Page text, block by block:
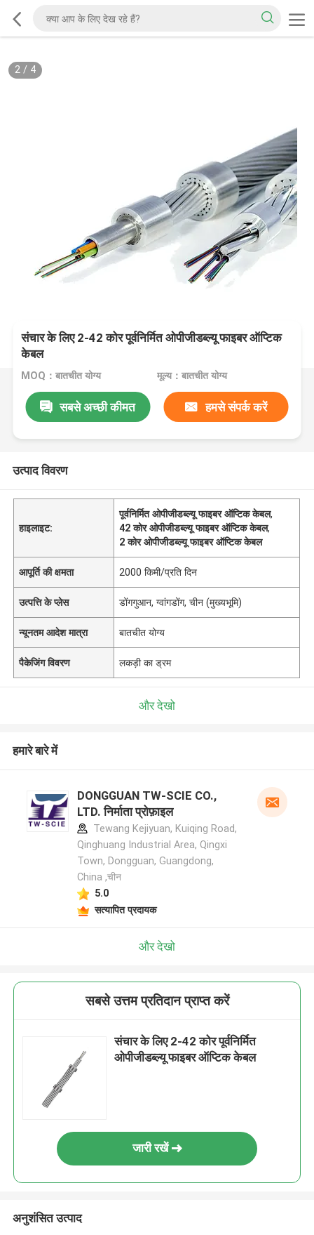
2/ 4
संचार के लिए 2-42 कोर पूर्वनिर्मित ओपीजीडब्ल्यू फाइबर ऑप्टिक
केबल
MOQ：बातचीत योग्य मूल्य：बातचीत योग्य
सबसे अच्छी कीमत हमसे संपर्क करें
उत्पाद विवरण
हाइलाइट:
पूर्वनिर्मित ओपीजीडब्ल्यू फाइबर ऑप्टिक केबल,
42 कोर ओपीजीडब्ल्यू फाइबर ऑप्टिक केबल,
2 कोर ओपीजीडब्ल्यू फाइबर ऑप्टिक केबल
आपूर्ति की क्षमता 2000 किमी/प्रति दिन
उत्पत्ति के प्लेस डोंगगुआन, ग्वांगडोंग, चीन (मुख्यभूमि)
न्यूनतम आदेश मात्रा बातचीत योग्य
पैकेजिंग विवरण लकड़ी का ड्रम
और देखो
हमारे बारे में
DONGGUAN TW-SCIE CO.,
LTD. निर्माता प्रोफ़ाइल
Tewang Kejiyuan, Kuiqing Road,
Qinghuang Industrial Area, Qingxi
Town, Dongguan, Guangdong,
China ,चीन
5.0
सत्यापित प्रदायक
और देखो
सबसे उत्तम प्रतिदान प्राप्त करें
संचार के लिए 2-42 कोर पूर्वनिर्मित
ओपीजीडब्ल्यू फाइबर ऑप्टिक केबल
जारी रखें
अनुशंसित उत्पाद